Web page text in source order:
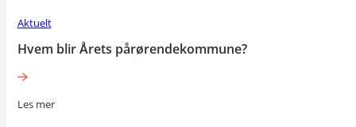
Aktuelt
Hvem blir Årets pårørendekommune?
Les mer